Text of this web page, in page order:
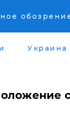
Украина